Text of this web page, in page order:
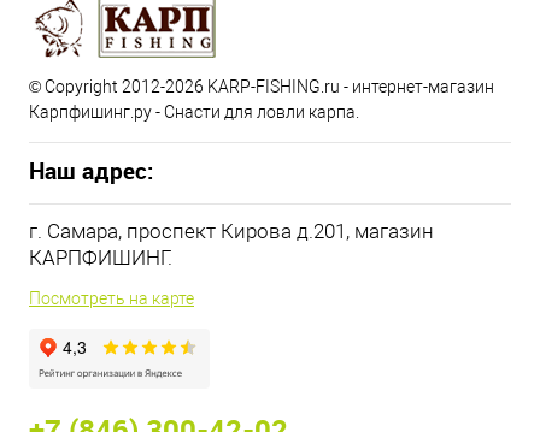
© Copyright 2012-2026 KARP-FISHING.ru - интернет-магазин
Карпфишинг.ру - Снасти для ловли карпа.
Наш адрес:
г. Самара, проспект Кирова д.201, магазин
КАРПФИШИНГ.
Посмотреть на карте